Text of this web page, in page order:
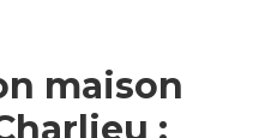
maison
: